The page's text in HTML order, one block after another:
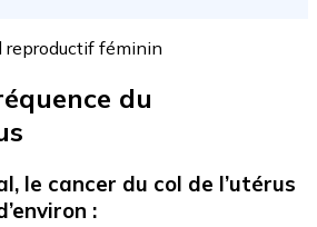
reproductif féminin
du
le cancer du col de l’utérus
: